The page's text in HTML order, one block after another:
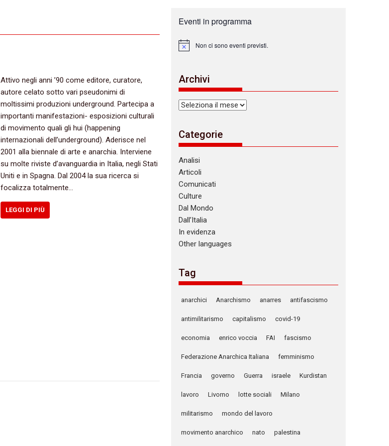
Attivo negli anni ’90 come editore, curatore,
autore celato sotto vari pseudonimi di
moltissimi produzioni underground. Partecipa a
importanti manifestazioni- esposizioni culturali
di movimento quali gli hui (happening
internazionali dell’underground). Aderisce nel
2001 alla biennale di arte e anarchia. Interviene
su molte riviste d’avanguardia in Italia, negli Stati
Uniti e in Spagna. Dal 2004 la sua ricerca si
focalizza totalmente…
LEGGI DI PIÙ
Eventi in programma
N
c
e
Non ci sono eventi previsti.
Archivi
Archivi
Categorie
Analisi
Articoli
Comunicati
Culture
Dal Mondo
Dall’Italia
In evidenza
Other languages
Tag
anarchici Anarchismo anarres antifascismo
antimilitarismo capitalismo covid-19
economia enrico voccia FAI fascismo
Federazione Anarchica Italiana femminismo
Francia governo Guerra israele Kurdistan
lavoro Livorno lotte sociali Milano
militarismo mondo del lavoro
movimento anarchico nato palestina